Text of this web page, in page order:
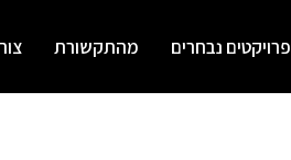
פרויקטים נבחרים מהתקשורת